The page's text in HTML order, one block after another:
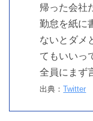
帰った会社
勤怠を紙に
ないとダメ
てもいいっ
全員にまず
出典：Twitter